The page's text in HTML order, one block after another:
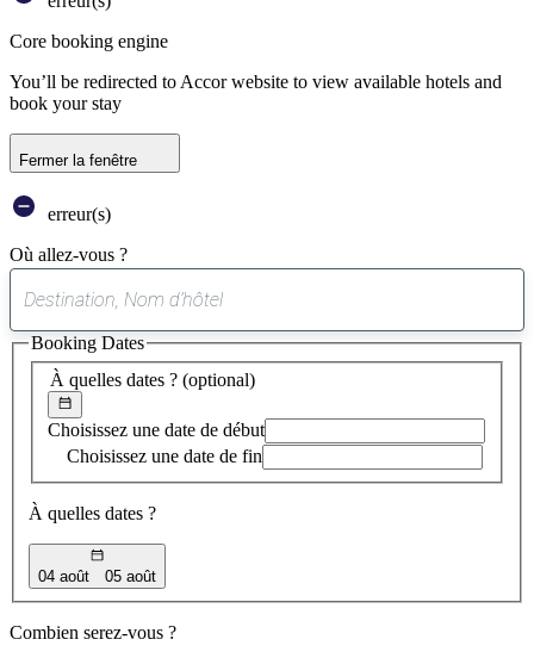
Core booking engine
You’ll be redirected to Accor website to view available hotels and
book your stay
Fermer la fenêtre
erreur(s)
Où allez-vous ?
suggestion
trouvée
À quelles dates ? (optional)
Choisissez une date de début
Choisissez une date de fin
À quelles dates ?
04 août 05 août
Booking Dates
Combien serez-vous ?